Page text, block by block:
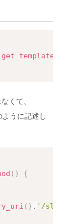
くて、
うに記述し
( )
{
( ) . '/